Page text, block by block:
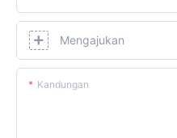
Mengajukan
Kandungan